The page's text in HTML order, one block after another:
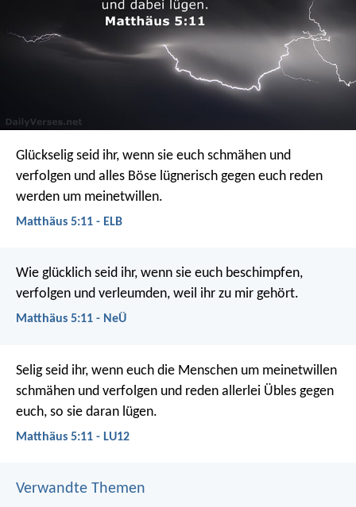
Glückselig seid ihr, wenn sie euch schmähen und
verfolgen und alles Böse lügnerisch gegen euch reden
werden um meinetwillen.
Matthäus 5:11 - ELB
Wie glücklich seid ihr, wenn sie euch beschimpfen,
verfolgen und verleumden, weil ihr zu mir gehört.
Matthäus 5:11 - NeÜ
Selig seid ihr, wenn euch die Menschen um meinetwillen
schmähen und verfolgen und reden allerlei Übles gegen
euch, so sie daran lügen.
Matthäus 5:11 - LU12
Verwandte Themen